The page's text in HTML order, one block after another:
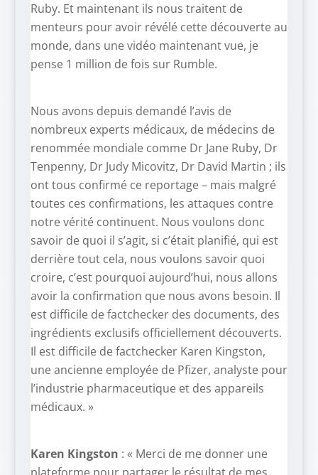
Ruby. Et maintenant ils nous traitent de
menteurs pour avoir révélé cette découverte au
monde, dans une vidéo maintenant vue, je
pense 1 million de fois sur Rumble.
Nous avons depuis demandé l’avis de
nombreux experts médicaux, de médecins de
renommée mondiale comme Dr Jane Ruby, Dr
Tenpenny, Dr Judy Micovitz, Dr David Martin ; ils
ont tous confirmé ce reportage – mais malgré
toutes ces confirmations, les attaques contre
notre vérité continuent. Nous voulons donc
savoir de quoi il s’agit, si c’était planifié, qui est
derrière tout cela, nous voulons savoir quoi
croire, c’est pourquoi aujourd’hui, nous allons
avoir la confirmation que nous avons besoin. Il
est difficile de factchecker des documents, des
ingrédients exclusifs officiellement découverts.
Il est difficile de factchecker Karen Kingston,
une ancienne employée de Pfizer, analyste pour
l’industrie pharmaceutique et des appareils
médicaux. »
Karen Kingston : « Merci de me donner une